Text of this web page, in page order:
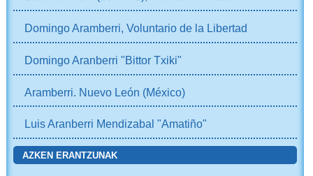
Domingo Aramberri, Voluntario de la Libertad
Domingo Aranberri "Bittor Txiki"
Aramberri. Nuevo León (México)
Luis Aranberri Mendizabal "Amatiño"
AZKEN ERANTZUNAK